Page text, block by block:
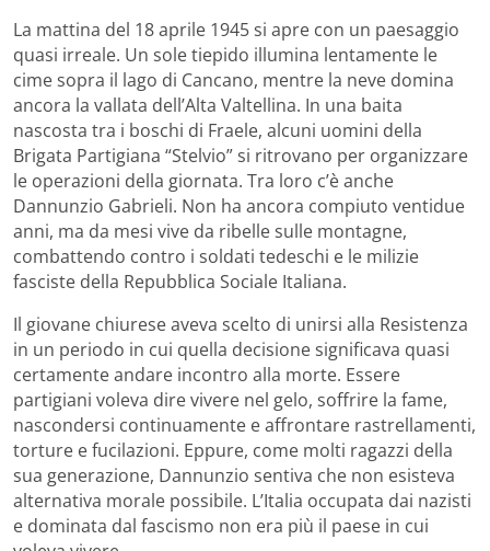
La mattina del 18 aprile 1945 si apre con un paesaggio
quasi irreale. Un sole tiepido illumina lentamente le
cime sopra il lago di Cancano, mentre la neve domina
ancora la vallata dell’Alta Valtellina. In una baita
nascosta tra i boschi di Fraele, alcuni uomini della
Brigata Partigiana “Stelvio” si ritrovano per organizzare
le operazioni della giornata. Tra loro c’è anche
Dannunzio Gabrieli. Non ha ancora compiuto ventidue
anni, ma da mesi vive da ribelle sulle montagne,
combattendo contro i soldati tedeschi e le milizie
fasciste della Repubblica Sociale Italiana.
Il giovane chiurese aveva scelto di unirsi alla Resistenza
in un periodo in cui quella decisione significava quasi
certamente andare incontro alla morte. Essere
partigiani voleva dire vivere nel gelo, soffrire la fame,
nascondersi continuamente e affrontare rastrellamenti,
torture e fucilazioni. Eppure, come molti ragazzi della
sua generazione, Dannunzio sentiva che non esisteva
alternativa morale possibile. L’Italia occupata dai nazisti
e dominata dal fascismo non era più il paese in cui